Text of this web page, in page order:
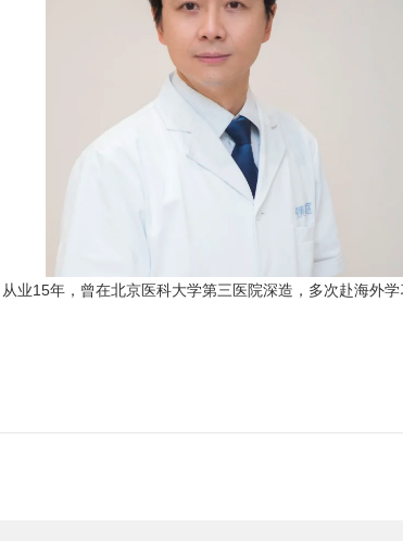
业15年，曾在北京医科大学第三医院深造，多次赴海外